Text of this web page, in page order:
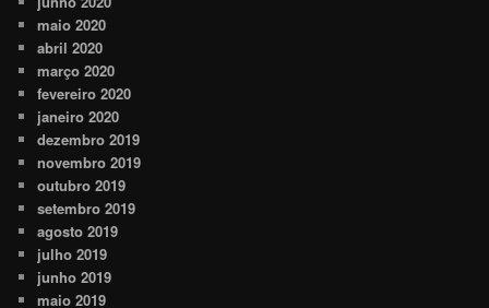
maio 2020
abril 2020
março 2020
fevereiro 2020
janeiro 2020
dezembro 2019
novembro 2019
outubro 2019
setembro 2019
agosto 2019
julho 2019
junho 2019
maio 2019